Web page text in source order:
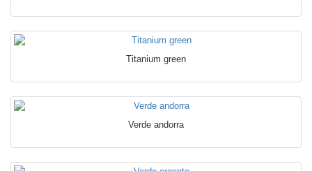
Titanium green
Verde andorra